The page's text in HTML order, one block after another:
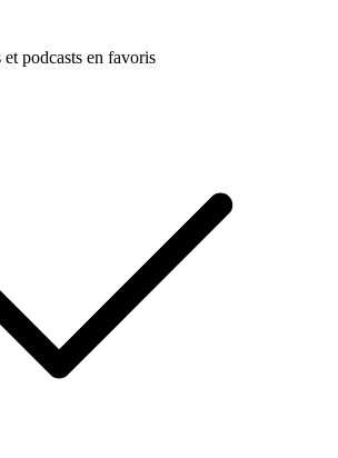
podcasts en favoris